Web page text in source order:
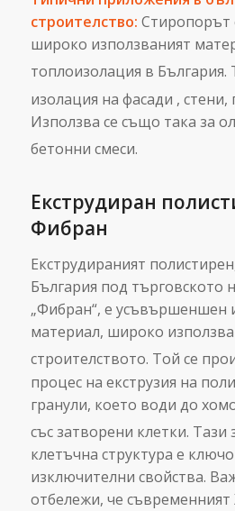
строителство: Стиропорът
широко използваният
топлоизолация в България.
изолация на фасади ,
Използва се също така за
бетонни смеси.
Екструдиран
Фибран
Екструдираният
България под търговското
„Фибран“, е усъвършеншен
материал, широко
строителството. Той се
процес на екструзия на
гранули, което води до
със затворени клетки. Тази
клетъчна структура е
изключителни свойства.
отбележи, че съвременният